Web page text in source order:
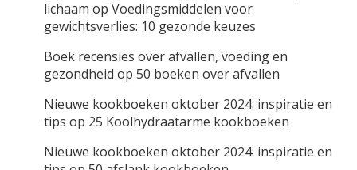
lichaam op Voedingsmiddelen voor
gewichtsverlies: 10 gezonde keuzes
Boek recensies over afvallen, voeding en
gezondheid op 50 boeken over afvallen
Nieuwe kookboeken oktober 2024: inspiratie en
tips op 25 Koolhydraatarme kookboeken
Nieuwe kookboeken oktober 2024: inspiratie en